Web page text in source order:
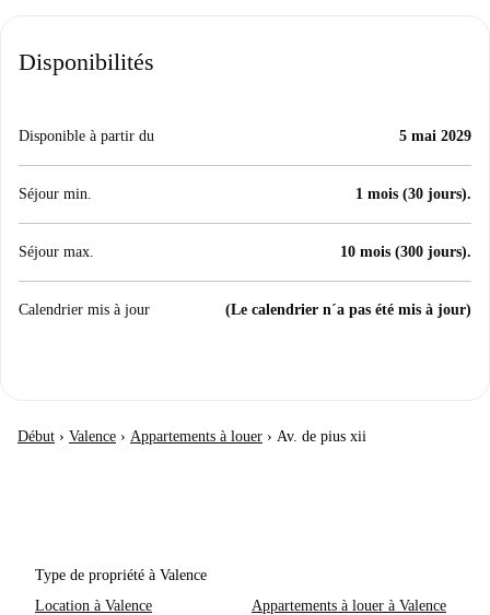
Disponibilités
Disponible à partir du 5 mai 2029
Séjour min. 1 mois (30 jours).
Séjour max. 10 mois (300 jours).
Calendrier mis à jour (Le calendrier n´a pas été mis à jour)
Début › Valence › Appartements à louer › Av. de pius xii
Type de propriété à Valence
Location à Valence
Appartements à louer à Valence